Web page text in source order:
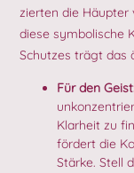
zierten die Häupter
diese symbolische
Schutzes trägt das
Für den
Klarheit zu
fördert die
Stärke. Stell